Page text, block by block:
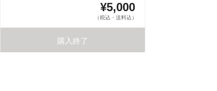
¥5,000
（税込・送料込）
購入終了